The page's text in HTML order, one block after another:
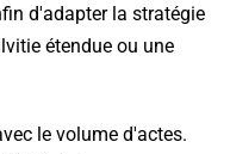
d'adapter la stratégie
étendue ou une
le volume d'actes.